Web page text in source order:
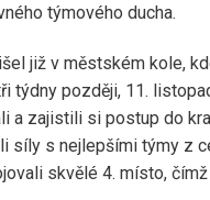
týmového ducha.
již v městském kole,
týdny později, 11.
a zajistili si postup do
síly s nejlepšími týmy z
skvělé 4. místo,